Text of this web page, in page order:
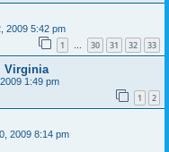
2009 5:42 pm
1 … 30 31 32 33
Virginia
1:49 pm
1 2
2009 8:14 pm